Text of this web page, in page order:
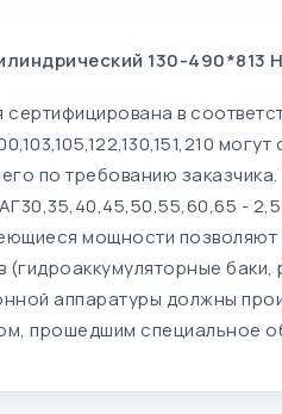
130-490*813
сертифицирована в
по требованию
- 2,5
мощности позволяют
(гидроаккумуляторные
аппаратуры должны
прошедшим специальное